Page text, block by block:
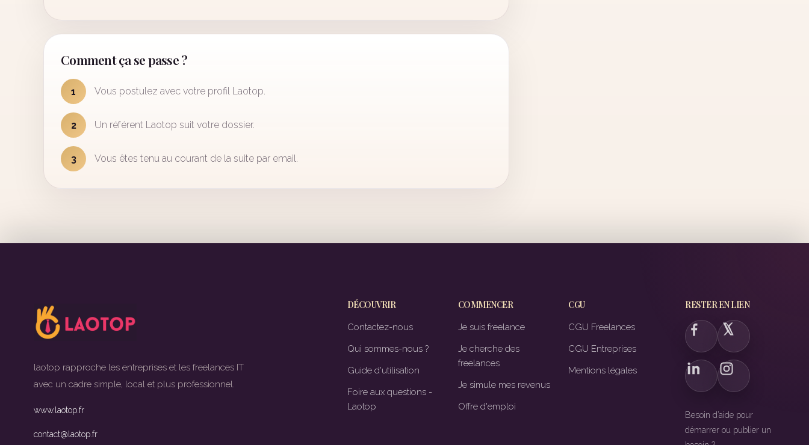
Comment ça se passe ?
1 Vous postulez avec votre profil Laotop.
2 Un référent Laotop suit votre dossier.
3 Vous êtes tenu au courant de la suite par email.
laotop rapproche les entreprises et les freelances IT
avec un cadre simple, local et plus professionnel.
www.laotop.fr
contact@laotop.fr
DÉCOUVRIR
Contactez-nous
Qui sommes-nous ?
Guide d'utilisation
Foire aux questions -
Laotop
COMMENCER
Je suis freelance
Je cherche des
freelances
Je simule mes revenus
Offre d'emploi
CGU
CGU Freelances
CGU Entreprises
Mentions légales
RESTER EN LIEN
Besoin d’aide pour
démarrer ou publier un